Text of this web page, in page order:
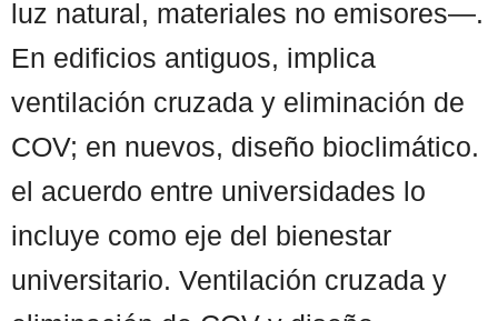
luz natural, materiales no emisores—.
En edificios antiguos, implica
ventilación cruzada y eliminación de
COV; en nuevos, diseño bioclimático.
el acuerdo entre universidades lo
incluye como eje del bienestar
universitario. Ventilación cruzada y